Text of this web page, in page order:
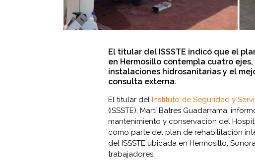
El titular del ISSSTE indicó que el
en Hermosillo contempla cuatro
instalaciones hidrosanitarias y el
consulta externa.
El titular del Instituto de Seguridad y
(ISSSTE), Martí Batres Guadarrama,
mantenimiento y conservación del
como parte del plan de rehabilitación
del ISSSTE ubicada en Hermosillo,
trabajadores.